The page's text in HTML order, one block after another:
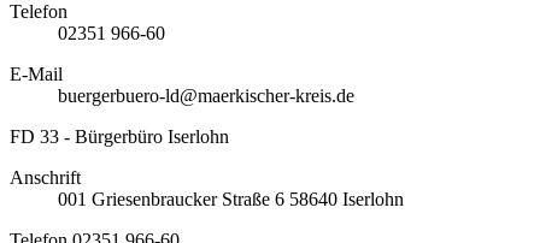
Telefon
02351 966-60
E-Mail
buergerbuero-ld@maerkischer-kreis.de
FD 33 - Bürgerbüro Iserlohn
Anschrift
001 Griesenbraucker Straße 6 58640 Iserlohn